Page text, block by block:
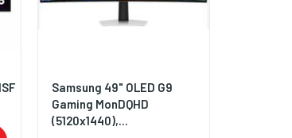
Samsung 49" OLED G9
Gaming MonDQHD
(5120x1440),...